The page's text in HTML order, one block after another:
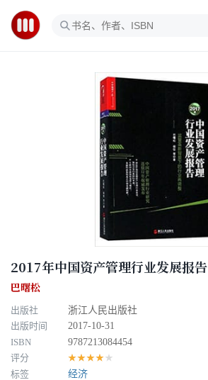
2017年中国资产管理行业发展报告
巴曙松
出版社
浙江人民出版社
出版时间
2017-10-31
ISBN
9787213084454
评分
★★★★★
标签 经济